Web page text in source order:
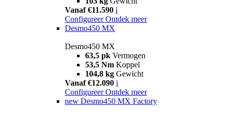
Vanaf €11.590 i
Configureer Ontdek meer
Desmo450 MX
Desmo450 MX
63,5 pk Vermogen
53,5 Nm Koppel
104,8 kg Gewicht
Vanaf €12.090 i
Configureer Ontdek meer
new Desmo450 MX Factory